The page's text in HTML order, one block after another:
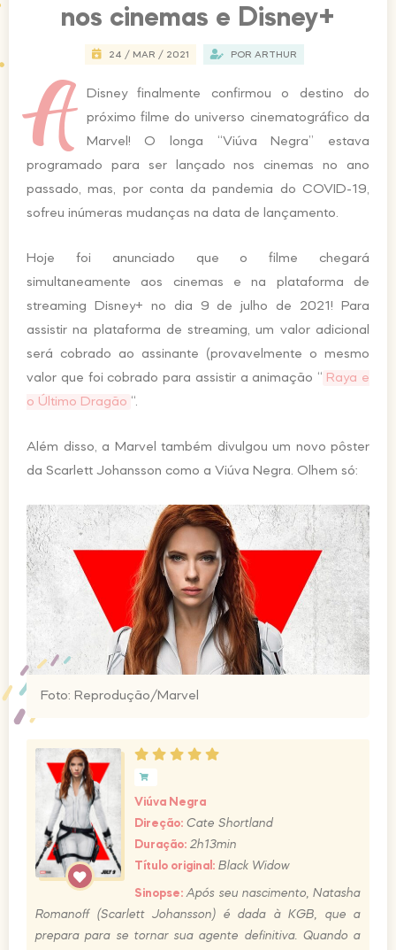
nos cinemas e Disney+
24 / MAR / 2021 POR ARTHUR
A
Disney finalmente confirmou o destino do
próximo filme do universo cinematográfico da
Marvel! O longa “Viúva Negra” estava
programado para ser lançado nos cinemas no ano
passado, mas, por conta da pandemia do COVID-19,
sofreu inúmeras mudanças na data de lançamento.
Hoje foi anunciado que o filme chegará
simultaneamente aos cinemas e na plataforma de
streaming Disney+ no dia 9 de julho de 2021! Para
assistir na plataforma de streaming, um valor adicional
será cobrado ao assinante (provavelmente o mesmo
valor que foi cobrado para assistir a animação “ Raya e
o Último Dragão “.
Além disso, a Marvel também divulgou um novo pôster
da Scarlett Johansson como a Viúva Negra. Olhem só:
Foto: Reprodução/Marvel
Viúva Negra
Direção: Cate Shortland
Duração: 2h13min
Título original: Black Widow
Sinopse: Após seu nascimento, Natasha
Romanoff (Scarlett Johansson) é dada à KGB, que a
prepara para se tornar sua agente definitiva. Quando a